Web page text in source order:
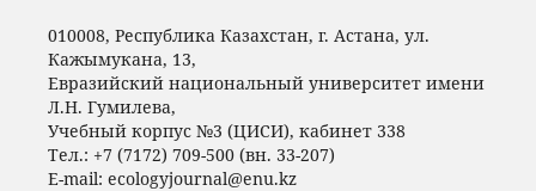
010008, Республика Казахстан, г. Астана, ул.
Кажымукана, 13,
Евразийский национальный университет имени
Л.Н. Гумилeва,
Учебный корпус №3 (ЦИСИ), кабинет 338
Тел.: +7 (7172) 709-500 (вн. 33-207)
E-mail: ecologyjournal@enu.kz